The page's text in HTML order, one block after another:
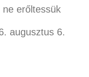
erőltessük
augusztus 6.